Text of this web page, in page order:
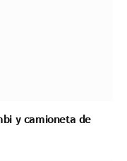
y camioneta de